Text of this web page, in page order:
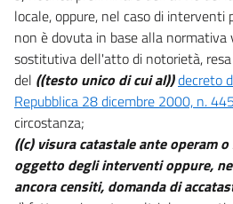
locale, oppure, nel caso di
non è dovuta in base alla normativa
sostitutiva dell'atto di notorietà,
del ((testo unico di cui al))decreto
Repubblica 28 dicembre 2000, n. 445
circostanza;
((c) visura catastale ante operam
oggetto degli interventi oppure,
ancora censiti, domanda di